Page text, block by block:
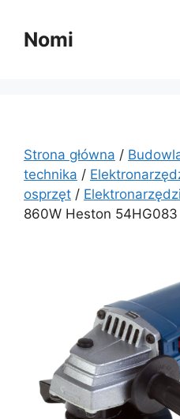
treściNomi
Strona główna /
technika /
osprzęt /
860W Heston 54HG083